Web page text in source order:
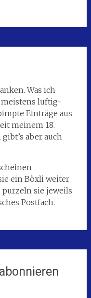
Was ich
meistens luftig-
Einträge aus
meinem 18.
aber auch
ein Böxli weiter
sie jeweils
Postfach.